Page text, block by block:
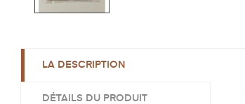
LA DESCRIPTION
DÉTAILS DU PRODUIT